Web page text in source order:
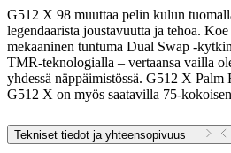
G512 X 98 muuttaa pelin kulun
legendaarista joustavuutta ja tehoa.
mekaaninen tuntuma Dual Swap -
TMR-teknologialla – vertaansa vailla
yhdessä näppäimistössä. G512 X Palm
G512 X on myös saatavilla 75-
Tekniset tiedot ja yhteensopivuus